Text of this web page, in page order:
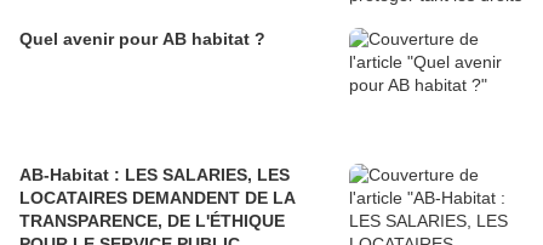
Quel avenir pour AB habitat ?
AB-Habitat : LES SALARIES, LES
LOCATAIRES DEMANDENT DE LA
TRANSPARENCE, DE L'ÉTHIQUE